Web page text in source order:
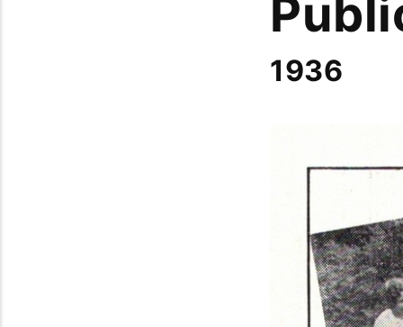
1936